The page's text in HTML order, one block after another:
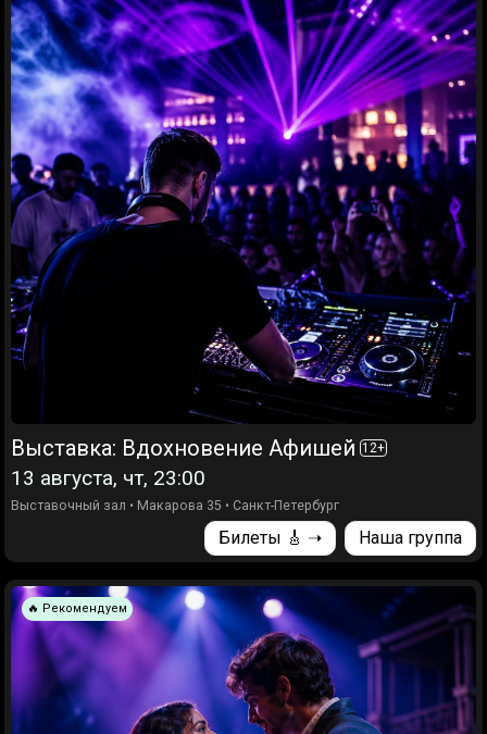
Выставка: Вдохновение Афишей 12+
13 августа, чт, 23:00
Выставочный зал • Макарова 35 • Санкт-Петербург
Билеты 🎸 ➝ Наша группа
🔥 Рекомендуем